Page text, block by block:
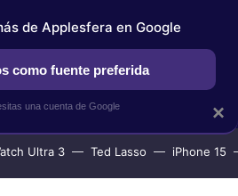
APPLESFERA SELECCIÓN
Ultra 3 Ted Lasso iPhone 15
×
de Applesfera en Google
como fuente preferida
una cuenta de Google